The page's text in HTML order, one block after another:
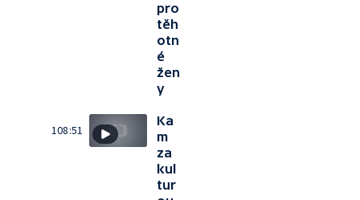
pro
těh
otn
é
žen
y
108:51
Ka
m
za
kul
tur